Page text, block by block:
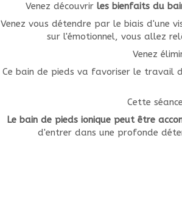
Venez découvrir les bienfaits du
Venez vous détendre par le biais d'une
sur l'émotionnel, vous allez
Venez
Ce bain de pieds va favoriser le travail
Cette
Le bain de pieds ionique peut être
d'entrer dans une profonde